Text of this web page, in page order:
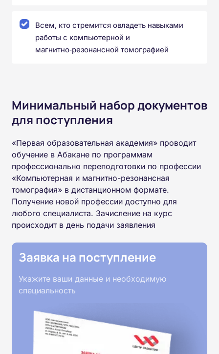
Всем, кто стремится овладеть навыками
работы с компьютерной и
магнитно‑резонансной томографией
Минимальный набор документов
для поступления
«Первая образовательная академия» проводит
обучение в Абакане по программам
профессионально переподготовки по профессии
«Компьютерная и магнитно-резонансная
томография» в дистанционном формате.
Получение новой профессии доступно для
любого специалиста. Зачисление на курс
происходит в день подачи заявления
Заявка на поступление
Укажите ваши данные и необходимую
специальность